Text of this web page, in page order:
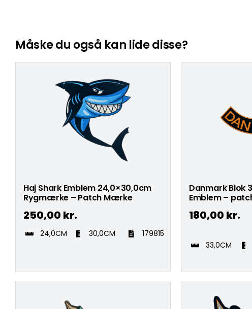
Måske du også kan lide disse?
Haj Shark Emblem 24,0×30,0cm
Rygmærke – Patch Mærke
250,00 kr.
24,0CM 30,0CM 179815
Danmark Blok
Emblem –
180,00 kr.
33,0CM